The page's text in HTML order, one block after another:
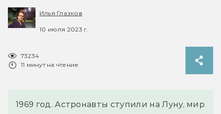
Илья Глазков
10 июля 2023 г.
73234
11 минут на чтение
1969 год. Астронавты ступили на Луну, мир